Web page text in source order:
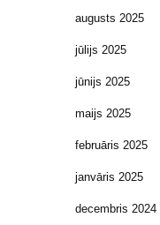
augusts 2025
jūlijs 2025
jūnijs 2025
maijs 2025
februāris 2025
janvāris 2025
decembris 2024